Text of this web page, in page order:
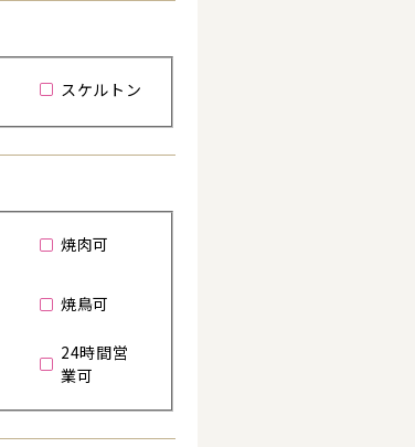
スケルトン
焼肉可
焼鳥可
24時間営
業可